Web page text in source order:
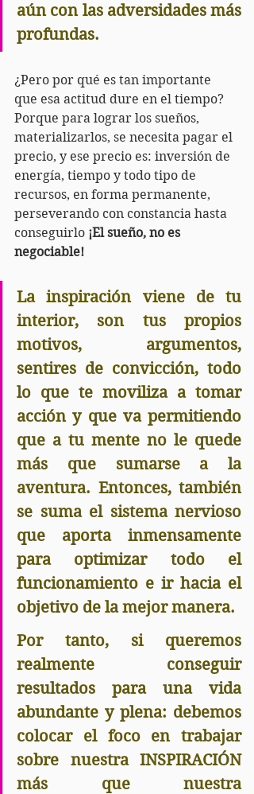
aún con las adversidades más
profundas.
¿Pero por qué es tan importante
que esa actitud dure en el tiempo?
Porque para lograr los sueños,
materializarlos, se necesita pagar el
precio, y ese precio es: inversión de
energía, tiempo y todo tipo de
recursos, en forma permanente,
perseverando con constancia hasta
conseguirlo ¡El sueño, no es
negociable!
La inspiración viene de tu
interior, son tus propios
motivos, argumentos,
sentires de convicción, todo
lo que te moviliza a tomar
acción y que va permitiendo
que a tu mente no le quede
más que sumarse a la
aventura. Entonces, también
se suma el sistema nervioso
que aporta inmensamente
para optimizar todo el
funcionamiento e ir hacia el
objetivo de la mejor manera.
Por tanto, si queremos
realmente conseguir
resultados para una vida
abundante y plena: debemos
colocar el foco en trabajar
sobre nuestra INSPIRACIÓN
más que nuestra